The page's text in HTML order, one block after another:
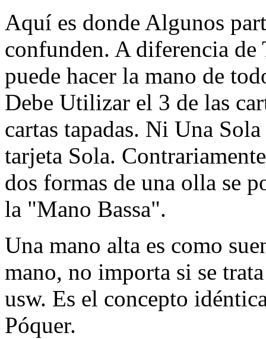
Aquí es donde Algunos
confunden. A diferencia
puede hacer la mano de
Debe Utilizar el 3 de las
cartas tapadas. Ni Una
tarjeta Sola.
dos formas de una olla se
la "Mano Bassa".
Una mano alta es como
mano, no importa si se
usw. Es el concepto
Póquer.